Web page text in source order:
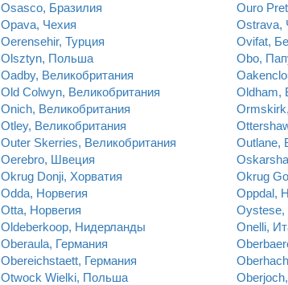
Osasco, Бразилия
Ouro
Opava, Чехия
Ostrava,
Oerensehir, Турция
Ovifat,
Olsztyn, Польша
Obo,
Oadby, Великобритания
Old Colwyn, Великобритания
Oldham,
Onich, Великобритания
Otley, Великобритания
Outer Skerries, Великобритания
Outlane,
Oerebro, Швеция
Okrug Donji, Хорватия
Okrug
Odda, Норвегия
Oppdal,
Otta, Норвегия
Oystese,
Oldeberkoop, Нидерланды
Onelli,
Oberaula, Германия
Obereichstaett, Германия
Otwock Wielki, Польша